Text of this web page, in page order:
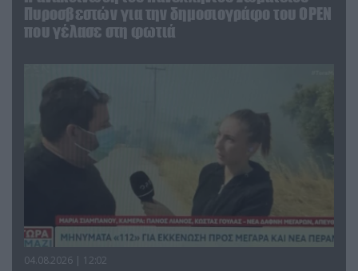
Πυροσβεστών για την δημοσιογράφο του OPEN
που γέλασε στη φωτιά
04.08.2026 | 12:02